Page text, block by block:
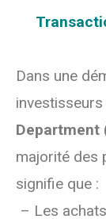
Dans une
Department
majorité des
signifie que :
– Les